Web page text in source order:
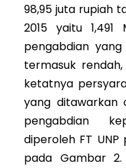
98,95 juta rupiah
2015 yaitu
pengabdian
termasuk
ketatnya
yang ditawarkan
pengabdian
diperoleh FT
pada Gambar